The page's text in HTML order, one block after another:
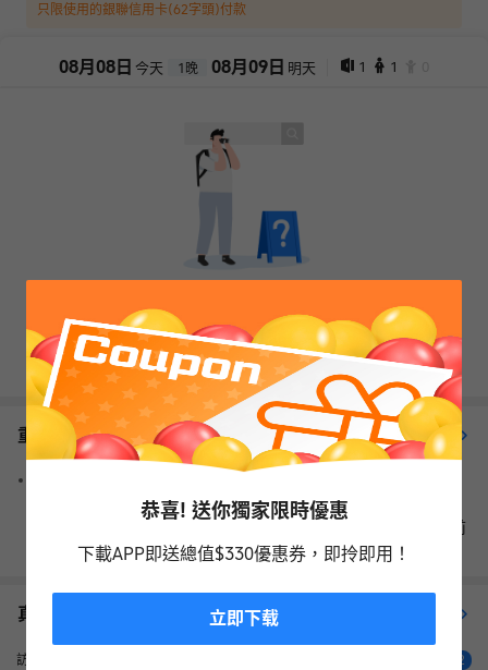
恭喜! 送你獨家限時優惠
下載APP即送總值$330優惠券，即拎即用！
立即下载
只限使用的銀聯信用卡(62字頭)付款
08月 08 日 今天 1 晚 08月 09 日 明天 1 1
查看其它日期
重要資訊 查看更多
2024/4/22起，香港酒店將不再向客人免費提供塑料瓶裝水、牙
刷、梳子等一次性塑料製品， 如有疑問，請查閲酒店官網或提前
諮詢酒店。
真實住客評價（
訪客 4.2